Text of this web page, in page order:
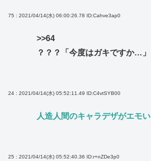
75 : 2021/04/14(水) 06:00:26.78 ID:Cahve3ap0
>>64
？？？「今度はガキですか…」
24 : 2021/04/14(水) 05:52:11.49 ID:C4vtSYB00
人造人間のキャラデザがエモい
25 : 2021/04/14(水) 05:52:40.36 ID:r+nZDe3p0